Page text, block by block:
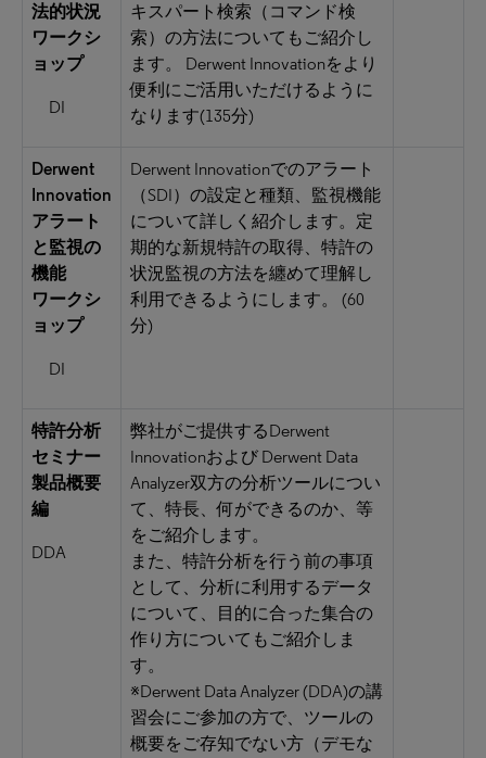
法的状況
ワークシ
ョップ
DI
キスパート検索（コマンド検
索）の方法についてもご紹介し
ます。 Derwent Innovationをより
便利にご活用いただけるように
なります(135分)
Derwent
Innovation
アラート
と監視の
機能
ワークシ
ョップ
DI
Derwent Innovationでのアラート
（SDI）の設定と種類、監視機能
について詳しく紹介します。定
期的な新規特許の取得、特許の
状況監視の方法を纏めて理解し
利用できるようにします。 (60
分)
特許分析
セミナー
製品概要
編
DDA
弊社がご提供するDerwent
Innovationおよび Derwent Data
Analyzer双方の分析ツールについ
て、特長、何ができるのか、等
をご紹介します。
また、特許分析を行う前の事項
として、分析に利用するデータ
について、目的に合った集合の
作り方についてもご紹介しま
す。
※Derwent Data Analyzer (DDA)の講
習会にご参加の方で、ツールの
概要をご存知でない方（デモな